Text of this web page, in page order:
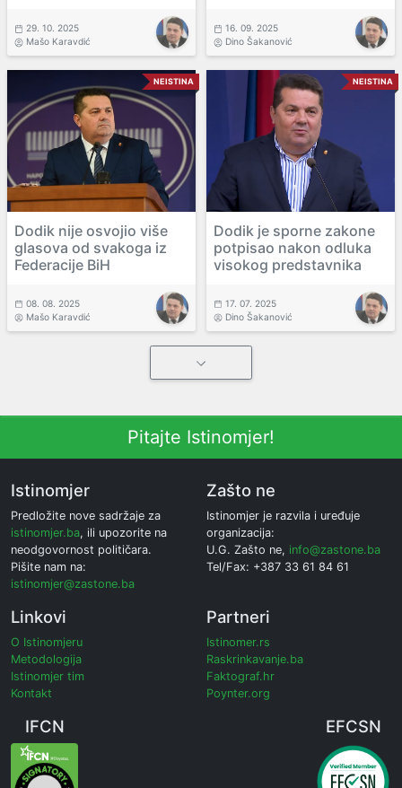
29. 10. 2025
Mašo Karavdić
16. 09. 2025
Dino Šakanović
NEISTINA
Dodik nije osvojio više
glasova od svakoga iz
Federacije BiH
08. 08. 2025
Mašo Karavdić
NEISTINA
Dodik je sporne zakone
potpisao nakon odluka
visokog predstavnika
17. 07. 2025
Dino Šakanović
Pitajte Istinomjer!
Istinomjer
Predložite nove sadržaje za
istinomjer.ba, ili upozorite na
neodgovornost političara.
Pišite nam na:
istinomjer@zastone.ba
Zašto ne
Istinomjer je razvila i uređuje
organizacija:
U.G. Zašto ne, info@zastone.ba
Tel/Fax: +387 33 61 84 61
Linkovi
O Istinomjeru
Metodologija
Istinomjer tim
Kontakt
Partneri
Istinomer.rs
Raskrinkavanje.ba
Faktograf.hr
Poynter.org
IFCN EFCSN